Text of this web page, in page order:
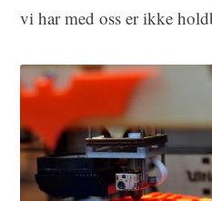
vi har med oss er ikke